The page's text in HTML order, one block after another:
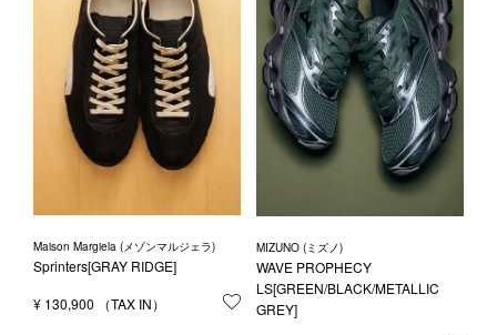
Maison Margiela (メゾンマルジェラ)
Sprinters[GRAY RIDGE]
¥ 130,900 お気に入りに登録する
MIZUNO (ミズノ)
WAVE PROPHECY
LS[GREEN/BLACK/METALLIC
GREY]